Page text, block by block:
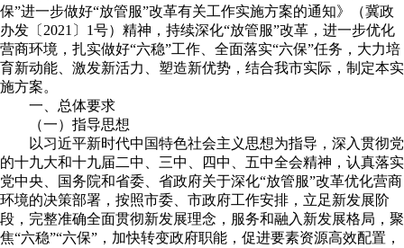
保”进一步做好“放管服”改革有关工作实施方案的通知》（冀政
办发〔2021〕1号）精神，持续深化“放管服”改革，进一步优化
营商环境，扎实做好“六稳”工作、全面落实“六保”任务，大力培
育新动能、激发新活力、塑造新优势，结合我市实际，制定本实
施方案。
一、总体要求
（一）指导思想
以习近平新时代中国特色社会主义思想为指导，深入贯彻党
的十九大和十九届二中、三中、四中、五中全会精神，认真落实
党中央、国务院和省委、省政府关于深化“放管服”改革优化营商
环境的决策部署，按照市委、市政府工作安排，立足新发展阶
段，完整准确全面贯彻新发展理念，服务和融入新发展格局，聚
焦“六稳”“六保”，加快转变政府职能，促进要素资源高效配置，